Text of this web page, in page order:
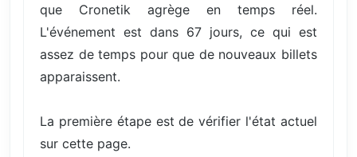
que Cronetik agrège en temps réel.
L'événement est dans 67 jours, ce qui est
assez de temps pour que de nouveaux billets
apparaissent.
La première étape est de vérifier l'état actuel
sur cette page.